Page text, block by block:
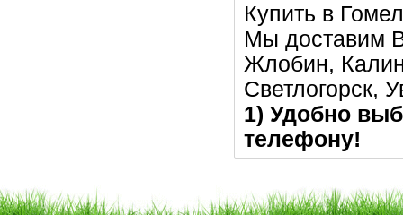
Купить в
Мы доставим
Жлобин,
Светлогорск,
1) Удобно
телефону!